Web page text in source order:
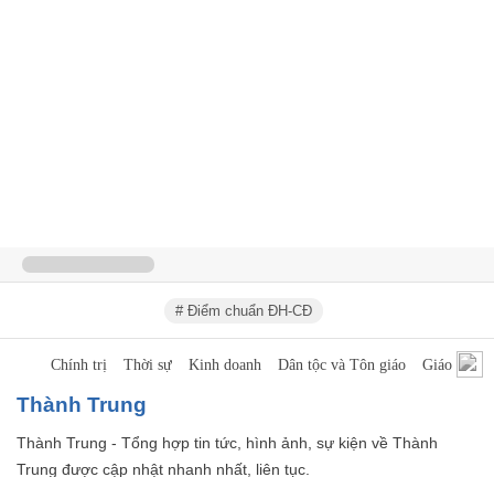
# Điểm chuẩn ĐH-CĐ
Chính trị Thời sự Kinh doanh Dân tộc và Tôn giáo Giáo dục
Thành Trung
Thành Trung - Tổng hợp tin tức, hình ảnh, sự kiện về Thành
Trung được cập nhật nhanh nhất, liên tục.